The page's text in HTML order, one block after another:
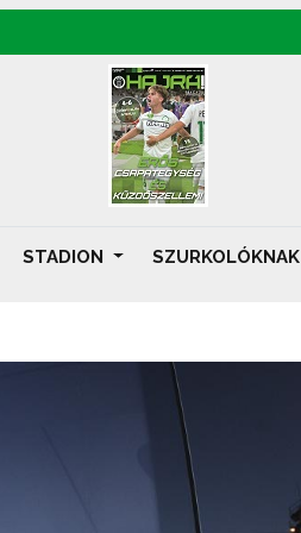
STADION SZURKOLÓKNAK